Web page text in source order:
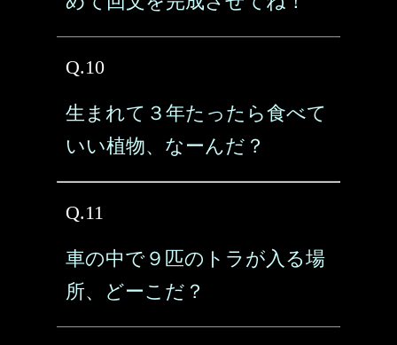
Q.10
生まれて３年たったら食べて
いい植物、なーんだ？
Q.11
車の中で９匹のトラが入る場
所、どーこだ？